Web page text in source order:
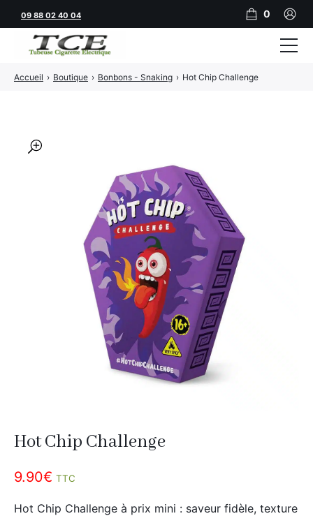
🔍
Hot Chip Challenge
9.90€ TTC
Hot Chip Challenge à prix mini : saveur fidèle, texture
Accueil › Boutique › Bonbons - Snaking › Hot Chip Challenge
09 88 02 40 04 0
Tubeuses
Feuilles
50ml
100ml